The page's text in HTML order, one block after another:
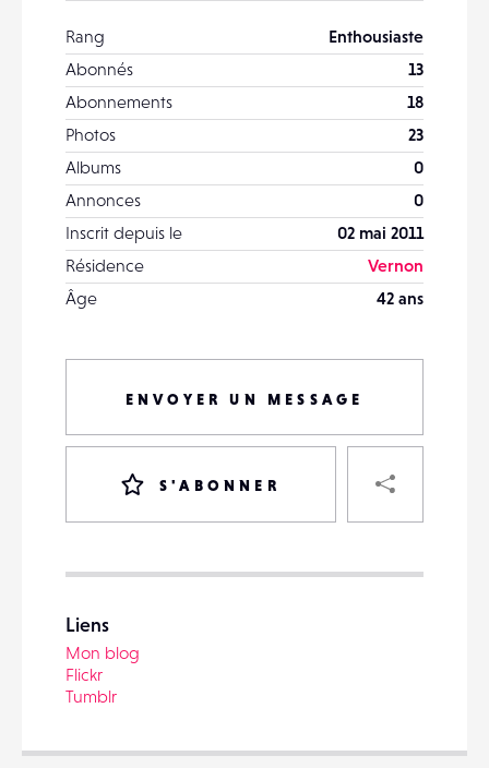
Rang
Enthousiaste
Abonnés
13
Abonnements
18
Photos
23
Albums
0
Annonces
0
Inscrit depuis le
02 mai 2011
Résidence
Vernon
Âge
42 ans
ENVOYER UN MESSAGE
S'ABONNER
EMAIL
Liens
Mon blog
Flickr
Tumblr